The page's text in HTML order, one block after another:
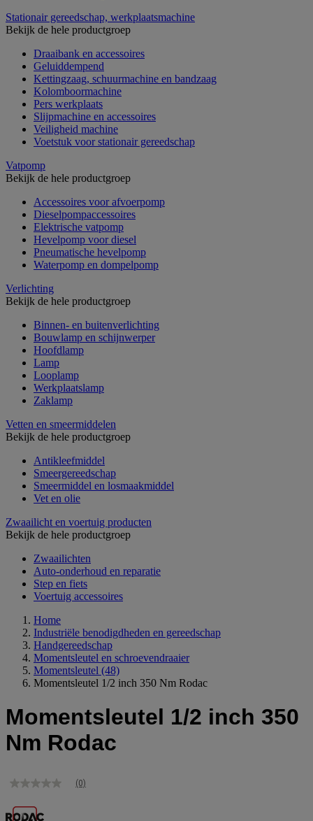
Stationair gereedschap, werkplaatsmachine
Bekijk de hele productgroep
Draaibank en accessoires
Geluiddempend
Kettingzaag, schuurmachine en bandzaag
Kolomboormachine
Pers werkplaats
Slijpmachine en accessoires
Veiligheid machine
Voetstuk voor stationair gereedschap
Vatpomp
Bekijk de hele productgroep
Accessoires voor afvoerpomp
Dieselpompaccessoires
Elektrische vatpomp
Hevelpomp voor diesel
Pneumatische hevelpomp
Waterpomp en dompelpomp
Verlichting
Bekijk de hele productgroep
Binnen- en buitenverlichting
Bouwlamp en schijnwerper
Hoofdlamp
Lamp
Looplamp
Werkplaatslamp
Zaklamp
Vetten en smeermiddelen
Bekijk de hele productgroep
Antikleefmiddel
Smeergereedschap
Smeermiddel en losmaakmiddel
Vet en olie
Zwaailicht en voertuig producten
Bekijk de hele productgroep
Zwaailichten
Auto-onderhoud en reparatie
Step en fiets
Voertuig accessoires
Home
Industriële benodigdheden en gereedschap
Handgereedschap
Momentsleutel en schroevendraaier
Momentsleutel (48)
Momentsleutel 1/2 inch 350 Nm Rodac
Momentsleutel 1/2 inch 350
Nm Rodac
Geen
Dezelfde
(0)